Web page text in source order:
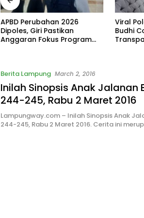
APBD Perubahan 2026
Dipoles, Giri Pastikan
Anggaran Fokus Program
Viral
Budhi
Berita Lampung March 2, 2016
Inilah Sinopsis Anak Jalanan
244-245, Rabu 2 Maret 2016
Lampungway.com – Inilah Sinopsis Anak
244-245, Rabu 2 Maret 2016. Cerita ini